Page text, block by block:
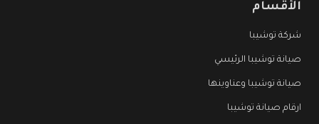
الأقسام
شركة توشيبا
صيانة توشيبا الرئيسي
صيانة توشيبا وعناوينها
ارقام صيانة توشيبا